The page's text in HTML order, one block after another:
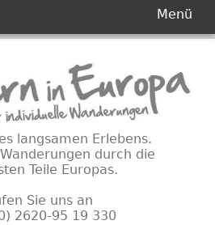
langsamen Erlebens.
durch die
Teile Europas.
Sie uns an
2620-95 19 330
Menü